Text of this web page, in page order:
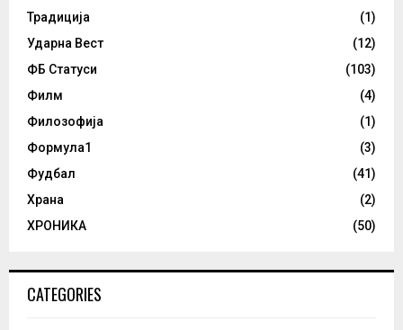
Традиција
(1)
Ударна Вест
(12)
ФБ Статуси
(103)
Филм
(4)
Филозофија
(1)
Формула1
(3)
Фудбал
(41)
Храна
(2)
ХРОНИКА
(50)
CATEGORIES